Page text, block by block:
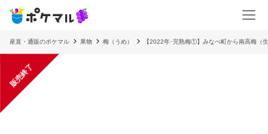
産直・通販のポケマル 果物 梅（うめ） 【2022年･完熟梅①】みなべ町から南高梅（
販売終了